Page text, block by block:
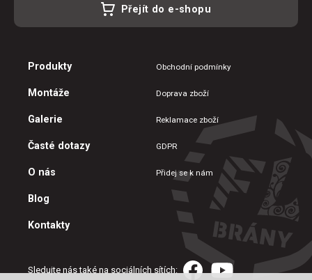
Přejít do e-shopu
Produkty
Montáže
Galerie
Časté dotazy
O nás
Blog
Kontakty
Obchodní podmínky
Doprava zboží
Reklamace zboží
GDPR
Přidej se k nám
Sledujte nás také na sociálních sítích: